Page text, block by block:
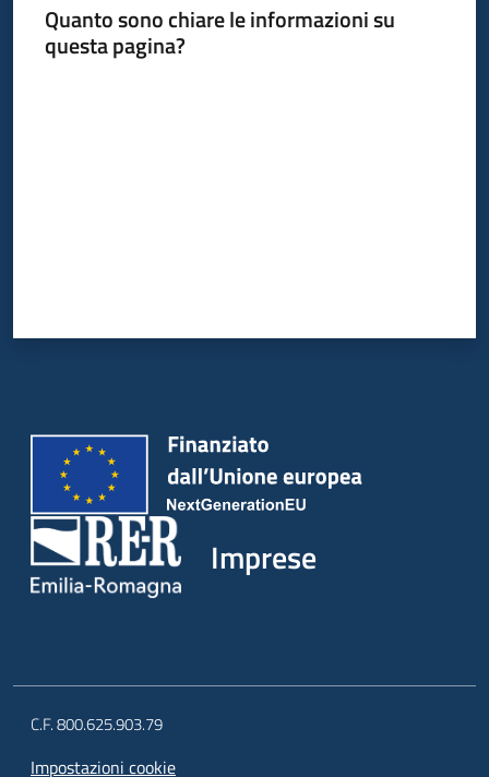
Quanto sono chiare le informazioni su
questa pagina?
Imprese
C.F. 800.625.903.79
Impostazioni cookie